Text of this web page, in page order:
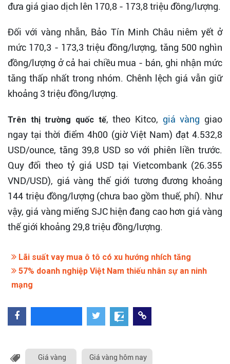
đưa giá giao dịch lên 170,8 - 173,8 triệu đồng/lượng.
Đối với vàng nhẫn, Bảo Tín Minh Châu niêm yết ở
mức 170,3 - 173,3 triệu đồng/lượng, tăng 500 nghìn
đồng/lượng ở cả hai chiều mua - bán, ghi nhận mức
tăng thấp nhất trong nhóm. Chênh lệch giá vẫn giữ
khoảng 3 triệu đồng/lượng.
Trên thị trường quốc tế, theo Kitco, giá vàng giao
ngay tại thời điểm 4h00 (giờ Việt Nam) đạt 4.532,8
USD/ounce, tăng 39,8 USD so với phiên liền trước.
Quy đổi theo tỷ giá USD tại Vietcombank (26.355
VND/USD), giá vàng thế giới tương đương khoảng
144 triệu đồng/lượng (chưa bao gồm thuế, phí). Như
vậy, giá vàng miếng SJC hiện đang cao hơn giá vàng
thế giới khoảng 29,8 triệu đồng/lượng.
Lãi suất vay mua ô tô có xu hướng nhích tăng
57% doanh nghiệp Việt Nam thiếu nhân sự an ninh
mạng
Giá vàng Giá vàng hôm nay